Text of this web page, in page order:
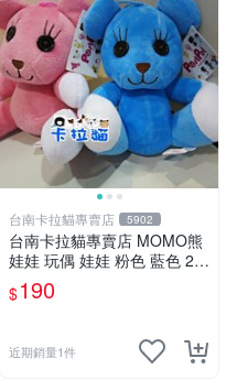
台南卡拉貓專賣店 5902
台南卡拉貓專賣店 MOMO熊
娃娃 玩偶 娃娃 粉色 藍色 2色
分售
$190
近期銷量1件